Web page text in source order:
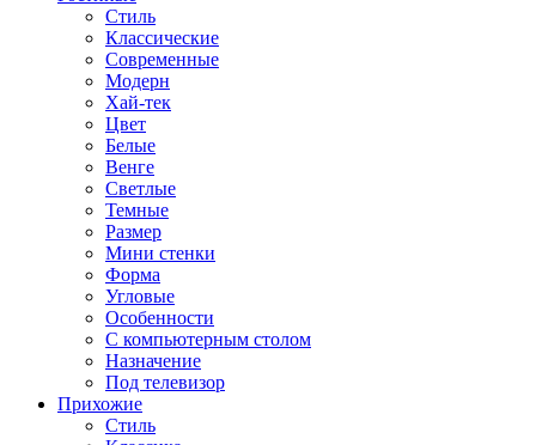
Стиль
Классические
Современные
Модерн
Хай-тек
Цвет
Белые
Венге
Светлые
Темные
Размер
Мини стенки
Форма
Угловые
Особенности
С компьютерным столом
Назначение
Под телевизор
Прихожие
Стиль